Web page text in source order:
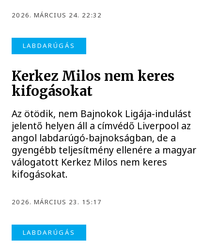
2026. MÁRCIUS 24. 22:32
LABDARÚGÁS
Kerkez Milos nem keres
kifogásokat
Az ötödik, nem Bajnokok Ligája-indulást
jelentő helyen áll a címvédő Liverpool az
angol labdarúgó-bajnokságban, de a
gyengébb teljesítmény ellenére a magyar
válogatott Kerkez Milos nem keres
kifogásokat.
2026. MÁRCIUS 23. 15:17
LABDARÚGÁS